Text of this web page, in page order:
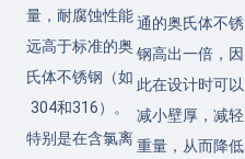
量，耐腐蚀性能
远高于标准的奥
氏体不锈钢（如
304和316）。
特别是在含氯离
通的奥氏体不锈
钢高出一倍，因
此在设计时可以
减小壁厚，减轻
重量，从而降低